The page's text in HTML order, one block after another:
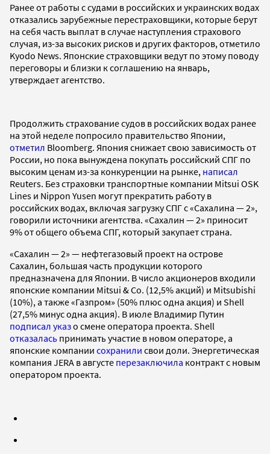
Ранее от работы с судами в российских и украинских водах
отказались зарубежные перестраховщики, которые берут
на себя часть выплат в случае наступления страхового
случая, из-за высоких рисков и других факторов, отметило
Kyodo News. Японские страховщики ведут по этому поводу
переговоры и близки к соглашению на январь,
утверждает агентство.
Продолжить страхование судов в российских водах ранее
на этой неделе попросило правительство Японии,
отметил Bloomberg. Япония снижает свою зависимость от
России, но пока вынуждена покупать российский СПГ по
высоким ценам из-за конкуренции на рынке, написал
Reuters. Без страховки транспортные компании Mitsui OSK
Lines и Nippon Yusen могут прекратить работу в
российских водах, включая загрузку СПГ с «Сахалина — 2»,
говорили источники агентства. «Сахалин — 2» приносит
9% от общего объема СПГ, который закупает страна.
«Сахалин — 2» — нефтегазовый проект на острове
Сахалин, большая часть продукции которого
предназначена для Японии. В число акционеров входили
японские компании Mitsui & Co. (12,5% акций) и Mitsubishi
(10%), а также «Газпром» (50% плюс одна акция) и Shell
(27,5% минус одна акция). В июле Владимир Путин
подписал указо смене оператора проекта. Shell
отказалась принимать участие в новом операторе, а
японские компании сохранили свои доли. Энергетическая
компания JERA в августе перезаключила контракт с новым
оператором проекта.